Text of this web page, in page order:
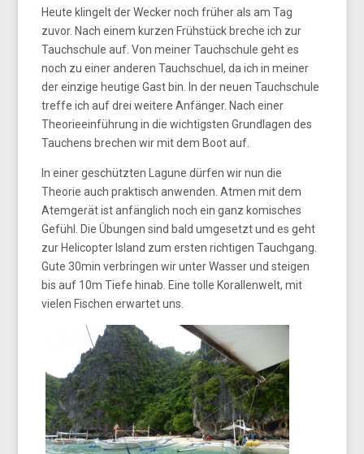
Heute klingelt der Wecker noch früher als am Tag
zuvor. Nach einem kurzen Frühstück breche ich zur
Tauchschule auf. Von meiner Tauchschule geht es
noch zu einer anderen Tauchschuel, da ich in meiner
der einzige heutige Gast bin. In der neuen Tauchschule
treffe ich auf drei weitere Anfänger. Nach einer
Theorieeinführung in die wichtigsten Grundlagen des
Tauchens brechen wir mit dem Boot auf.
In einer geschützten Lagune dürfen wir nun die
Theorie auch praktisch anwenden. Atmen mit dem
Atemgerät ist anfänglich noch ein ganz komisches
Gefühl. Die Übungen sind bald umgesetzt und es geht
zur Helicopter Island zum ersten richtigen Tauchgang.
Gute 30min verbringen wir unter Wasser und steigen
bis auf 10m Tiefe hinab. Eine tolle Korallenwelt, mit
vielen Fischen erwartet uns.